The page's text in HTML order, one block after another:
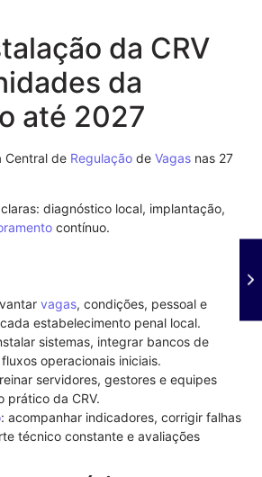
da CRV
da
até 2027
Central de Regulação de Vagas nas 27
diagnóstico local, implantação,
contínuo.
vagas, condições, pessoal e
estabelecimento penal local.
sistemas, integrar bancos de
operacionais iniciais.
servidores, gestores e equipes
prático da CRV.
: acompanhar indicadores, corrigir falhas
técnico constante e avaliações